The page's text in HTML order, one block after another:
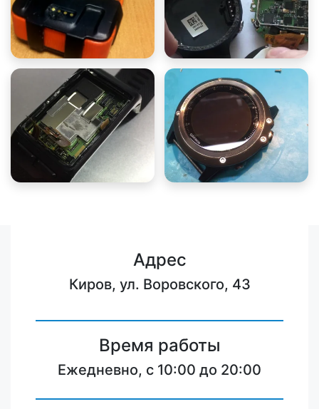
Адрес
Киров, ул. Воровского, 43
Время работы
Ежедневно, с 10:00 до 20:00